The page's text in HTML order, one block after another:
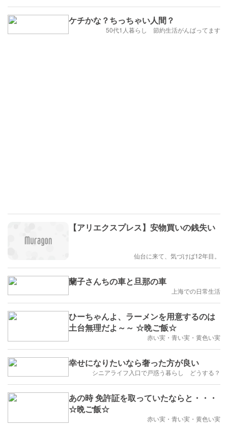
ケチかな？ちっちゃい人間？
50代1人暮らし 節約生活がんばってます
【アリエクスプレス】安物買いの銭失い
仙台に来て、気づけば12年目。
蘭子さんちの車と旦那の車
上海での日常生活
ひーちゃんよ、ラーメンを用意するのは
土台無理だよ～～ ☆晩ご飯☆
赤い実・青い実・黄色い実
幸せになりたいなら奢った方が良い
シニアライフ入口で戸惑う暮らし どうする？
あの時 免許証を取っていたならと・・・
☆晩ご飯☆
赤い実・青い実・黄色い実